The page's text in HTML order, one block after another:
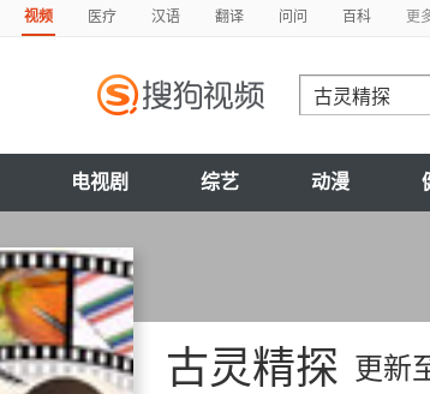
视频 医疗 汉语 翻译 问问 百科 更
电视剧 综艺 动漫
更新
古灵精探